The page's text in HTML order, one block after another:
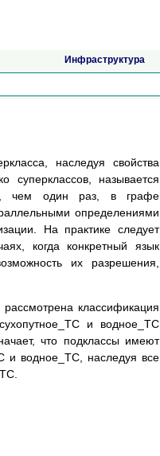
Инфраструктура
наследуя свойства
суперклассов, называется
чем один раз, в графе
определениями
На практике следует
когда конкретный язык
их разрешения,
классификация
и водное_ТС
что подклассы имеют
и водное_ТС, наследуя все